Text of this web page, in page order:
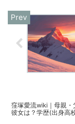
窪塚愛流wiki｜母親・
彼女は？学歴(出身高